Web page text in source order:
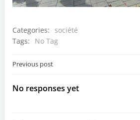
Categories:
société
Tags:
No Tag
Post
navigation
Previous post
No responses yet